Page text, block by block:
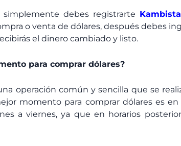
simplemente debes registrarte
o venta de dólares, después debes
el dinero cambiado y listo.
para comprar dólares?
operación común y sencilla que se
momento para comprar dólares es en
a viernes, ya que en horarios